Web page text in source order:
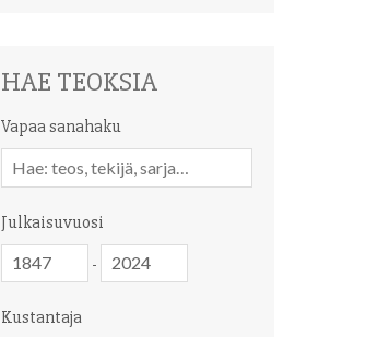
HAE TEOKSIA
Vapaa sanahaku
sanahaku
Julkaisuvuosi
-
Kustantaja